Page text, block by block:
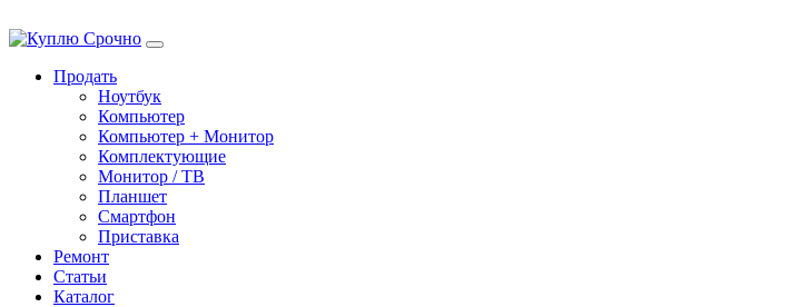
Продать
Ноутбук
Компьютер
Компьютер + Монитор
Комплектующие
Монитор / ТВ
Планшет
Смартфон
Приставка
Ремонт
Статьи
Каталог